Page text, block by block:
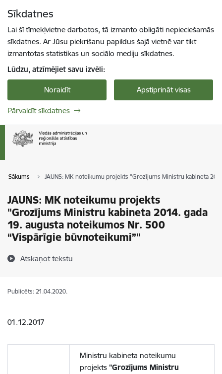
Sīkdatnes
Lai šī tīmekļvietne darbotos, tā izmanto obligāti nepieciešamās
sīkdatnes. Ar Jūsu piekrišanu papildus šajā vietnē var tikt
izmantotas statistikas un sociālo mediju sīkdatnes.
Lūdzu, atzīmējiet savu izvēli:
Noraidīt Apstiprināt visas
Pārvaldīt sīkdatnes
Sākums JAUNS: MK noteikumu projekts "Grozījums Ministru kabineta
JAUNS: MK noteikumu projekts
"Grozījums Ministru kabineta 2014. gada
19. augusta noteikumos Nr. 500
“Vispārīgie būvnoteikumi”"
Atskaņot tekstu
Publicēts: 21.04.2020.
01.12.2017
Ministru kabineta noteikumu
projekts "Grozījums Ministru